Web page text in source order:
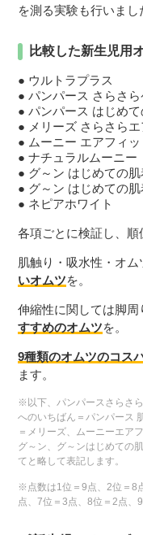
を測る実験も行いまし
比較した新生児用
ウルトラプラス
パンパース さらさら
パンパース はじめ
メリーズ さらさら
ムーニー エアフィッ
ナチュラルムーニー
グ～ン はじめての肌
グ～ン はじめての
ネピアホワイト
各項ごとに検証し、順
肌触り・吸水性・オ
いオムツを。
伸縮性に関しては脚
すすめのオムツを。
9種類のオムツのコス
ます。
※以下、パンパースさらさ
へのいちばん＝パンパース
＝メリーズ、ムーニーエア
グ～ン、グ～ンはじめての
てと略して表記します。
※点数は1位＝9点、2位＝8
点、7位＝3点、8位＝2点、